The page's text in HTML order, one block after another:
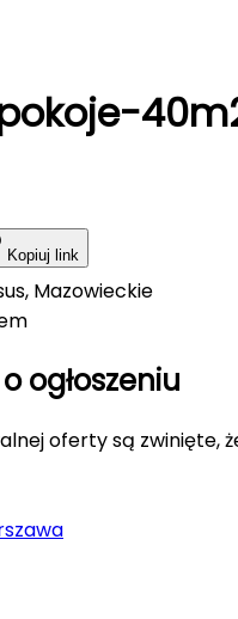
Kopiuj link
Mazowieckie
ogłoszeniu
oferty są zwinięte,